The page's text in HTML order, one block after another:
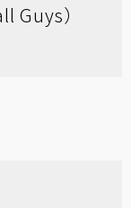
Guys）